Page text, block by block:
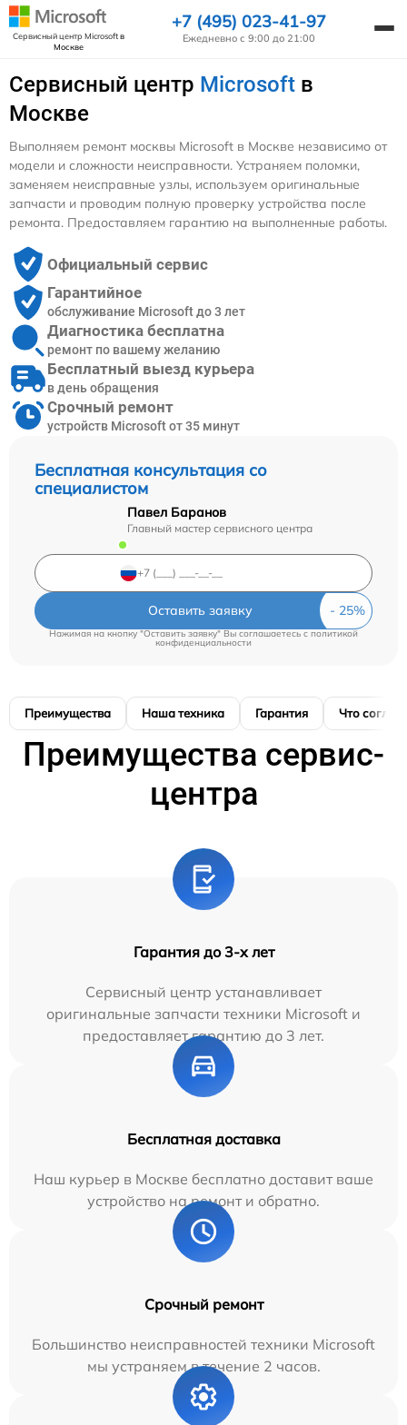
Сервисный центр Microsoftв
Москве
+7 (495) 023-41-97
Ежедневно с 9:00 до 21:00
Сервисный центр Microsoft в
Москве
Бесплатная консультация со
специалистом
Павел Баранов
Главный мастер сервисного центра
Оставить заявку
Нажимая на кнопку "Оставить заявку" Вы соглашаетесь cполитикой
конфиденциальности
Выполняем ремонт москвы Microsoft в Москве независимо от
модели и сложности неисправности. Устраняем поломки,
заменяем неисправные узлы, используем оригинальные
запчасти и проводим полную проверку устройства после
ремонта. Предоставляем гарантию на выполненные работы.
Официальный сервис
Гарантийное
обслуживание Microsoft до 3 лет
Диагностика бесплатна
ремонт по вашему желанию
Бесплатный выезд курьера
в день обращения
Срочный ремонт
устройств Microsoft от 35 минут
Преимущества Наша техника Гарантия Что
Преимущества сервис-
центра
Гарантия до 3-х лет
Сервисный центр устанавливает
оригинальные запчасти техники Microsoft и
предоставляет гарантию до 3 лет.
Бесплатная доставка
Наш курьер в Москве бесплатно доставит ваше
устройство на ремонт и обратно.
Срочный ремонт
Большинство неисправностей техники Microsoft
мы устраняем в течение 2 часов.